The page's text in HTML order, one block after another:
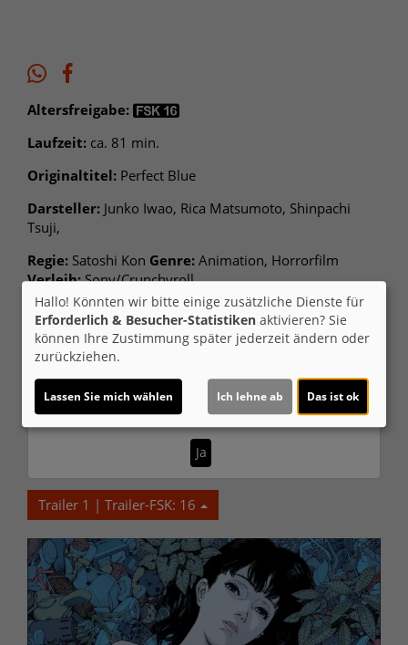
Altersfreigabe:
Laufzeit: ca. 81 min.
Originaltitel: Perfect Blue
Darsteller: Junko Iwao, Rica Matsumoto, Shinpachi
Tsuji,
Regie: Satoshi Kon Genre: Animation, Horrorfilm
Verleih:Sony/Crunchyroll
Inhalte zum Teil von
© CINEPROG ...macht Lust auf Ihr Kino!
Möchten Sie von
Youtube (Trailer ansehen)
bereitgestellte externe Inhalte laden?
Ja
Trailer 1 | Trailer-FSK: 16
Hallo! Könnten wir bitte einige zusätzliche Dienste für
Erforderlich & Besucher-Statistiken aktivieren? Sie
können Ihre Zustimmung später jederzeit ändern oder
zurückziehen.
Lassen Sie mich wählen Ich lehne ab Das ist ok